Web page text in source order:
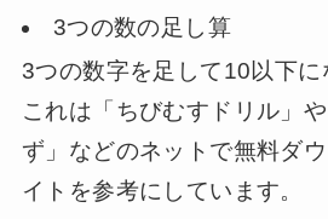
3つの数の足し算
3つの数字を足して10以下に
これは「ちびむすドリル」
ず」などのネットで無料ダ
イトを参考にしています。